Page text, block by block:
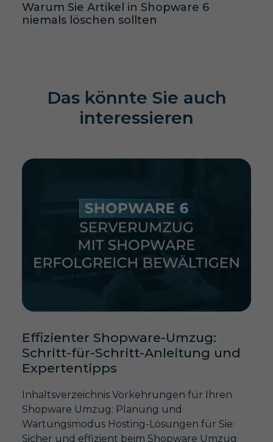
Warum Sie Artikel in Shopware 6
niemals löschen sollten
Das könnte Sie auch
interessieren
Effizienter Shopware-Umzug:
Schritt-für-Schritt-Anleitung und
Expertentipps
Inhaltsverzeichnis Vorkehrungen für Ihren
Shopware Umzug: Planung und
Wartungsmodus Hosting-Lösungen für Sie:
Sicher und effizient beim Shopware Umzug